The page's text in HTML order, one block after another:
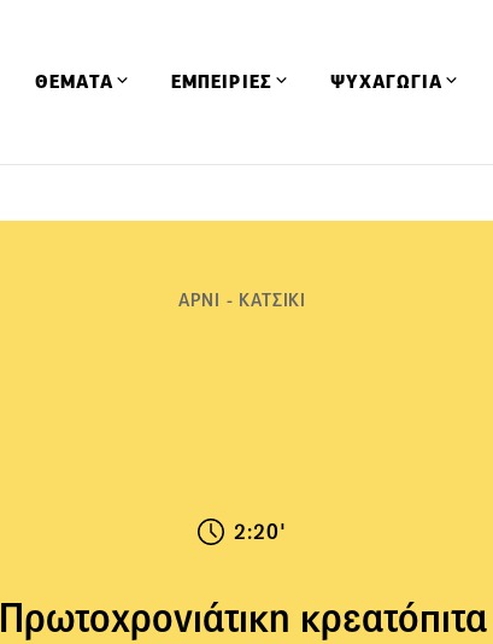
ΘΕΜΑΤΑ ΕΜΠΕΙΡΙΕΣ ΨΥΧΑΓΩΓΙΑ
ΑΡΝΙ - ΚΑΤΣΙΚΙ
2:20'
Πρωτοχρονιάτικη κρεατόπιτα